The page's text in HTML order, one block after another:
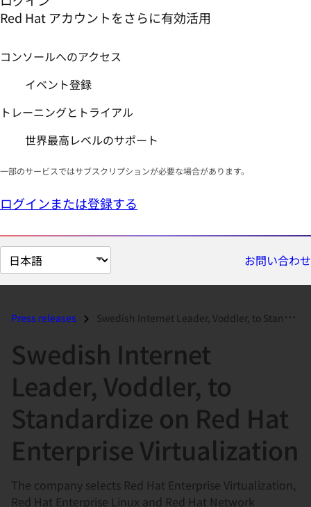
Red Hat アカウントをさらに有効活用
コンソールへのアクセス
イベント登録
トレーニングとトライアル
世界最高レベルのサポート
一部のサービスではサブスクリプションが必要な場合があります。
ログインまたは登録する
ペ
ー
の
お問い合わせ
Press releases Swedish Internet Leader, Voddler, to Standardize on Red Hat Enterprise...
Swedish Internet
Leader, Voddler, to
Standardize on Red Hat
Enterprise Virtualization
The company selects Red Hat Enterprise Virtualization,
Red Hat Enterprise Linux and Red Hat Network